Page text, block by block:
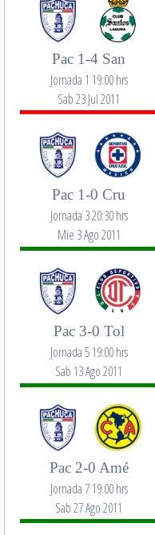
Pac 1-4 San
Jornada 1 19:00 hrs
Sab 23 Jul 2011
Pac 1-0 Cru
Jornada 3 20:30 hrs
Mie 3 Ago 2011
Pac 3-0 Tol
Jornada 5 19:00 hrs
Sab 13 Ago 2011
Pac 2-0 Amé
Jornada 7 19:00 hrs
Sab 27 Ago 2011